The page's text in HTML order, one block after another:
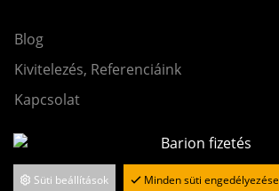
Blog
Kivitelezés, Referenciáink
Kapcsolat
Süti beállítások Minden süti engedélyezése